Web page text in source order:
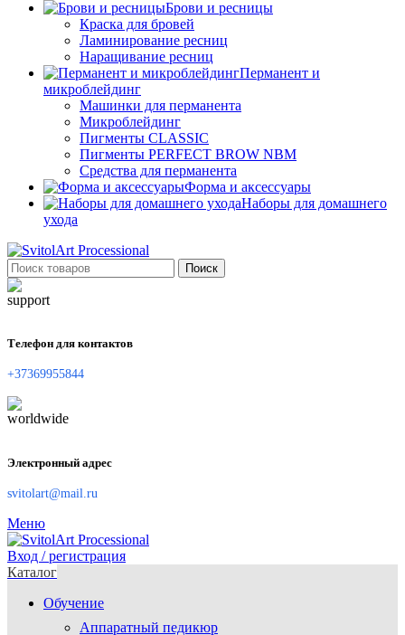
Брови и ресницы
Краска для бровей
Ламинирование ресниц
Наращивание ресниц
Перманент и
микроблейдинг
Машинки для перманента
Микроблейдинг
Пигменты CLASSIC
Пигменты PERFECT BROW NBM
Средства для перманента
Форма и аксессуары
Наборы для домашнего
ухода
Поиск
Телефон для контактов
+37369955844
Электронный адрес
svitolart@mail.ru
Меню
Вход / регистрация
Каталог
Обучение
Аппаратный педикюр